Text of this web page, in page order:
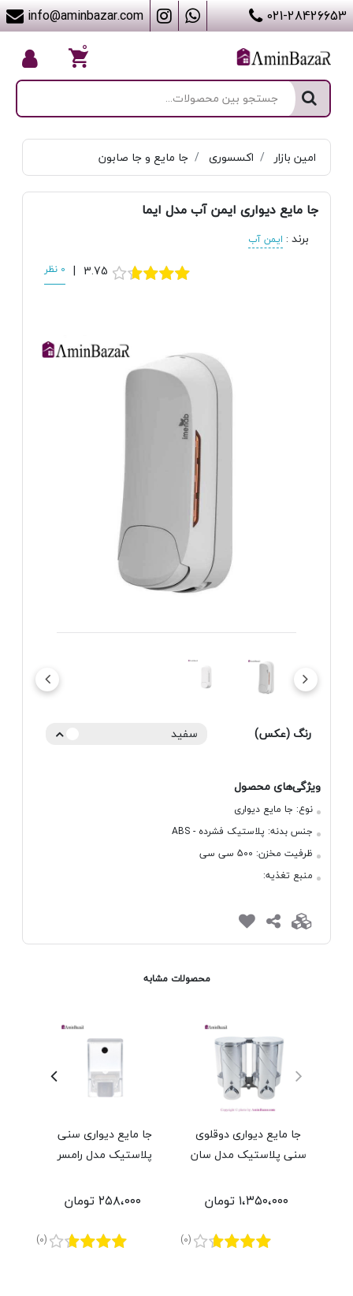
info@aminbazar.com 021-28426653
۰
امین بازار اکسسوری جا مایع و جا صابون
جا مایع دیواری ایمن آب مدل ایما
برند : ایمن آب
3.75
| 0 نظر
رنگ (عکس) سفید
ویژگی‌های محصول
نوع: جا مایع دیواری
جنس بدنه: پلاستیک فشرده - ABS
ظرفیت مخزن: 500 سی سی
منبع تغذیه:
محصولات مشابه
جا مایع دیواری دوقلوی
سنی پلاستیک مدل سان
۱،۳۵۰،۰۰۰ تومان
(0)
جا مایع دیواری سنی
پلاستیک مدل رامسر
۲۵۸،۰۰۰ تومان
(0)